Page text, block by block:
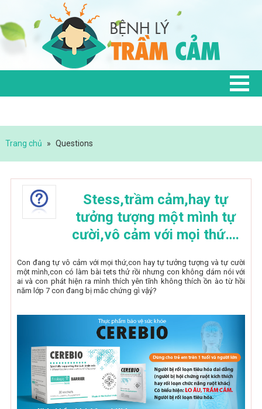
Trang chủ » Questions
Stess,trầm cảm,hay tự
tưởng tượng một mình tự
cười,vô cảm với mọi thứ….
Con đang tự vô cảm với mọi thứ,con hay tự tưởng tượng và tự cười
một mình,con có làm bài tets thử rồi nhưng con không dám nói với
ai và con phát hiện ra mình thích yên tĩnh không thích ồn ào từ hồi
năm lớp 7 con đang bị mắc chứng gì vậý?